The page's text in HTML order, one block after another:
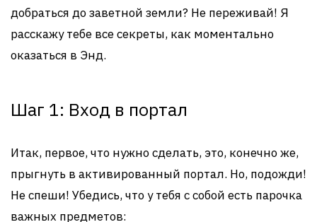
добраться до заветной земли? Не переживай! Я
расскажу тебе все секреты, как моментально
оказаться в Энд.
Шаг 1: Вход в портал
Итак, первое, что нужно сделать, это, конечно же,
прыгнуть в активированный портал. Но, подожди!
Не спеши! Убедись, что у тебя с собой есть парочка
важных предметов: